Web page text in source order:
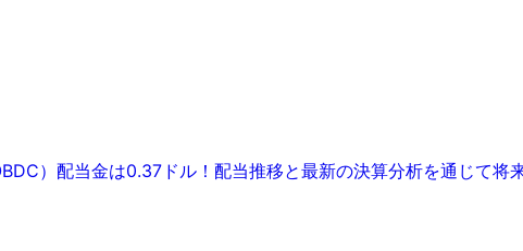
）配当金は0.37ドル！配当推移と最新の決算分析を通じて将